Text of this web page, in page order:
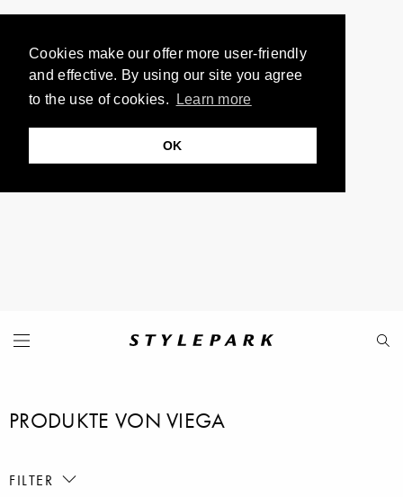
Cookies make our offer more user-friendly
and effective. By using our site you agree
to the use of cookies.
Learn more
OK
PRODUKTE VON VIEGA
FILTER